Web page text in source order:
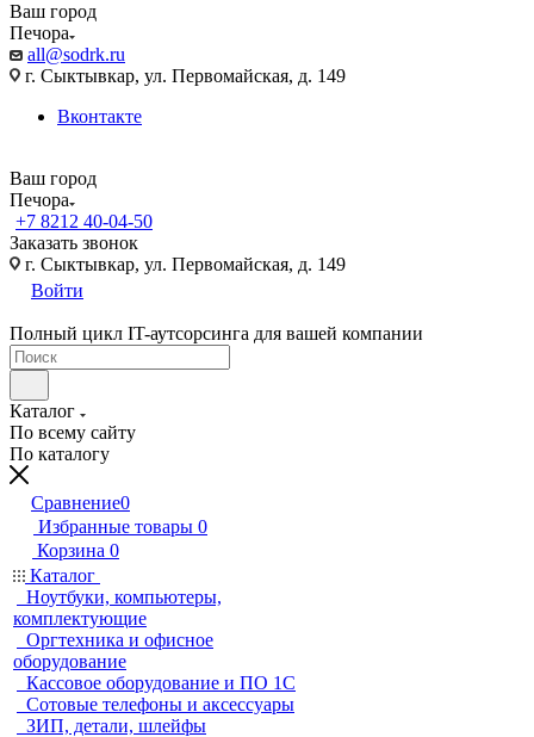
Ваш город
Печора
all@sodrk.ru
г. Сыктывкар, ул. Первомайская, д. 149
Вконтакте
Ваш город
Печора
+7 8212 40-04-50
Заказать звонок
г. Сыктывкар, ул. Первомайская, д. 149
Войти
Полный цикл IT-аутсорсинга для вашей компании
Каталог
По всему сайту
По каталогу
Сравнение0
Избранные товары 0
Корзина 0
Каталог
Ноутбуки, компьютеры,
комплектующие
Оргтехника и офисное
оборудование
Кассовое оборудование и ПО 1С
Сотовые телефоны и аксессуары
ЗИП, детали, шлейфы